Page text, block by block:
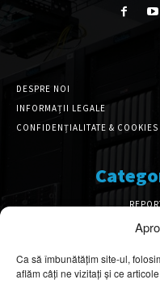
Ca să îmbunătățim site-ul,
aflăm câți ne vizitați și ce
DESPRE NOI
INFORMAȚII LEGALE
CONFIDENȚIALITATE & COOKIES